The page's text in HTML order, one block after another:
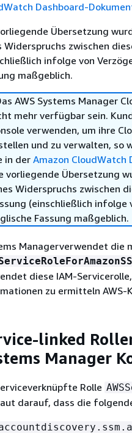
Dashboard-
Übersetzung
Widerspruchs zwischen
infolge von
maßgeblich.
AWS Systems Manager
mehr verfügbar sein.
verwenden, um ihre
und zu verwalten, so
in der Amazon CloudWatch
vorliegende Übersetzung
Widerspruchs zwischen
(einschließlich
Fassung maßgeblich.
Managerverwendet die
diese IAM-
zu ermitteln AWS-
linked
Manager
Rolle
darauf, dass die